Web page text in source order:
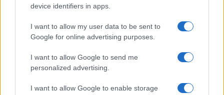
device identifiers in apps.
I want to allow my user data to be sent to
Google for online advertising purposes.
I want to allow Google to send me
personalized advertising.
I want to allow Google to enable storage
Investeren 24